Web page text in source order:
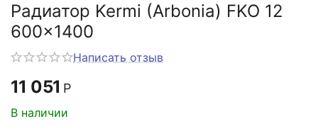
Радиатор Kermi (Arbonia) FKO 12
600x1400
Написать отзыв
11 051 Р
В наличии